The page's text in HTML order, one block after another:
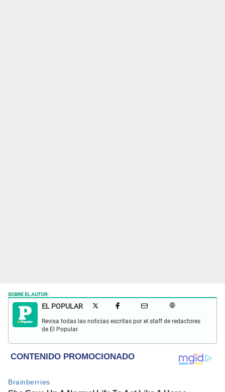
SOBRE EL AUTOR:
EL POPULAR
Revisa todas las noticias escritas por el staff de redactores
de El Popular.